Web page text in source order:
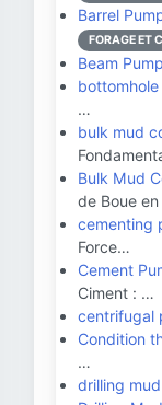
Barrel
FORAGE ET
Beam Pump
…
bulk mud
Bulk Mud
de Boue
cementing
Force…
Cement
Ciment : …
centrifugal
Condition
…
drilling mud